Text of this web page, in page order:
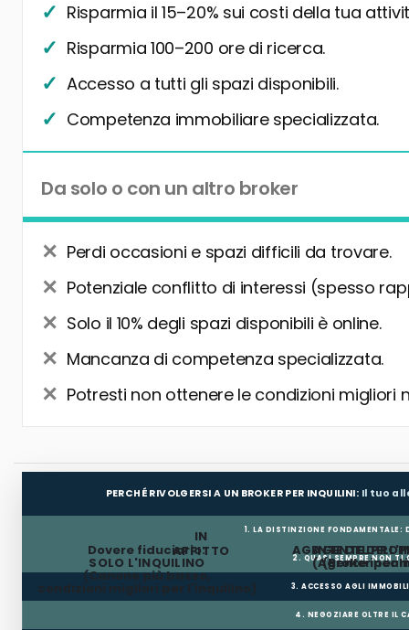
Risparmia il 15–20% sui costi della tua
Risparmia 100–200 ore di ricerca.
Accesso a tutti gli spazi disponibili.
Competenza immobiliare specializzata.
Da solo o con un altro broker
Perdi occasioni e spazi difficili da trovare.
Potenziale conflitto di interessi (spesso
Solo il 10% degli spazi disponibili è online.
Mancanza di competenza specializzata.
Potresti non ottenere le condizioni migliori
PERCHÉ RIVOLGERSI A UN BROKER PER INQUILINI: Il tuo
1. LA DISTINZIONE FONDAMENTALE:
AGENTE DEL
(Agente
IN
AFFITTO
AGENTE
(Broker per
Dovere fiduciario:
SOLO L'INQUILINO
(Canone più basso,
condizioni migliori per l'inquilino)
2. QUASI SEMPRE NON TI
3. ACCESSO AGLI
4. NEGOZIARE OLTRE IL